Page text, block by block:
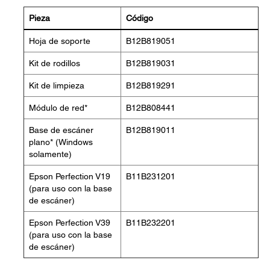
Pieza Código
Hoja de soporte B12B819051
Kit de rodillos B12B819031
Kit de limpieza B12B819291
Módulo de red* B12B808441
Base de escáner
plano* (Windows
solamente)
B12B819011
Epson Perfection V19
(para uso con la base
de escáner)
B11B231201
Epson Perfection V39
(para uso con la base
de escáner)
B11B232201